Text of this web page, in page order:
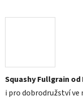
Squashy Fullgrain od
i pro dobrodružství ve